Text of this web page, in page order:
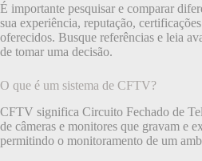
É importante pesquisar e comparar
sua experiência, reputação,
oferecidos. Busque referências e leia
de tomar uma decisão.
O que é um sistema de CFTV?
CFTV significa Circuito Fechado de
de câmeras e monitores que gravam e
permitindo o monitoramento de um